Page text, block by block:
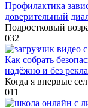
Профилактика
доверительный
Подростковый
032
Как собрать
надёжно и без
Когда я впервые
011